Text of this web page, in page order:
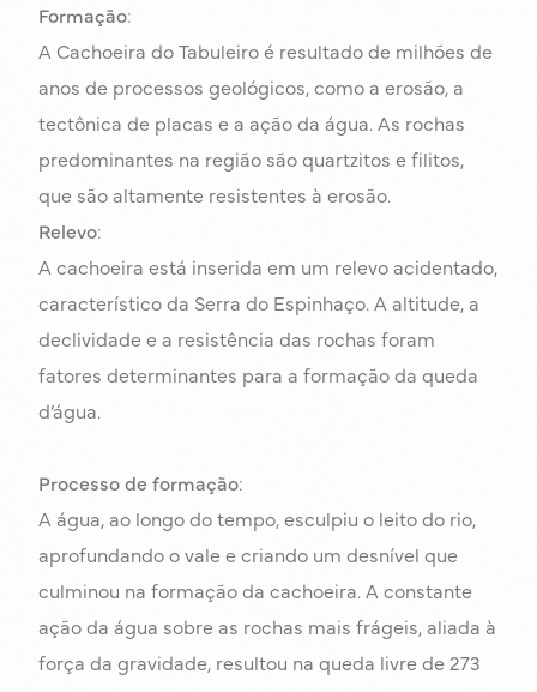
Formação:
A Cachoeira do Tabuleiro é resultado de milhões de
anos de processos geológicos, como a erosão, a
tectônica de placas e a ação da água. As rochas
predominantes na região são quartzitos e filitos,
que são altamente resistentes à erosão.
Relevo:
A cachoeira está inserida em um relevo acidentado,
característico da Serra do Espinhaço. A altitude, a
declividade e a resistência das rochas foram
fatores determinantes para a formação da queda
d’água.
Processo de formação:
A água, ao longo do tempo, esculpiu o leito do rio,
aprofundando o vale e criando um desnível que
culminou na formação da cachoeira. A constante
ação da água sobre as rochas mais frágeis, aliada à
força da gravidade, resultou na queda livre de 273